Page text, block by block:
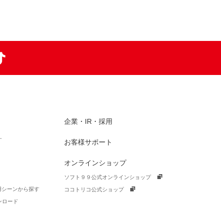
ーンから探す
ロード
企業・IR・採用
お客様サポート
オンラインショップ
ソフト９９公式オンラインショップ
ココトリコ公式ショップ